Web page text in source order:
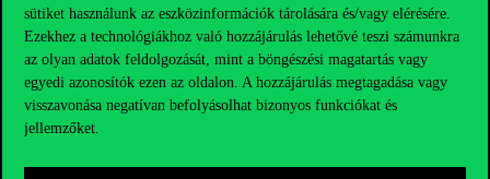
sütiket használunk az eszközinformációk tárolására és/vagy elérésére.
Ezekhez a technológiákhoz való hozzájárulás lehetővé teszi számunkra
az olyan adatok feldolgozását, mint a böngészési magatartás vagy
egyedi azonosítók ezen az oldalon. A hozzájárulás megtagadása vagy
visszavonása negatívan befolyásolhat bizonyos funkciókat és
jellemzőket.
Kérdésed van a felvételivel kapcsolatban?
Oktatói elérhetőségek